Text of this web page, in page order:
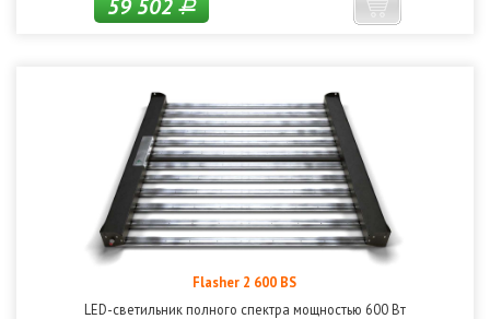
59 502Р
Flasher 2 600 BS
LED-светильник полного спектра мощностью 600 Вт